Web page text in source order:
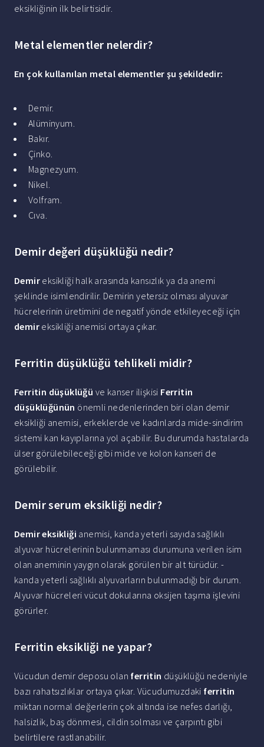
eksikliğinin ilk belirtisidir.
Metal elementler nelerdir?
En çok kullanılan metal elementler şu şekildedir:
Demir.
Alüminyum.
Bakır.
Çinko.
Magnezyum.
Nikel.
Volfram.
Cıva.
Demir değeri düşüklüğü nedir?
Demir eksikliği halk arasında kansızlık ya da anemi
şeklinde isimlendirilir. Demirin yetersiz olması alyuvar
hücrelerinin üretimini de negatif yönde etkileyeceği için
demir eksikliği anemisi ortaya çıkar.
Ferritin düşüklüğü tehlikeli midir?
Ferritin düşüklüğü ve kanser ilişkisi Ferritin
düşüklüğünün önemli nedenlerinden biri olan demir
eksikliği anemisi, erkeklerde ve kadınlarda mide-sindirim
sistemi kan kayıplarına yol açabilir. Bu durumda hastalarda
ülser görülebileceği gibi mide ve kolon kanseri de
görülebilir.
Demir serum eksikliği nedir?
Demir eksikliği anemisi, kanda yeterli sayıda sağlıklı
alyuvar hücrelerinin bulunmaması durumuna verilen isim
olan aneminin yaygın olarak görülen bir alt türüdür. -
kanda yeterli sağlıklı alyuvarların bulunmadığı bir durum.
Alyuvar hücreleri vücut dokularına oksijen taşıma işlevini
görürler.
Ferritin eksikliği ne yapar?
Vücudun demir deposu olan ferritin düşüklüğü nedeniyle
bazı rahatsızlıklar ortaya çıkar. Vücudumuzdaki ferritin
miktarı normal değerlerin çok altında ise nefes darlığı,
halsizlik, baş dönmesi, cildin solması ve çarpıntı gibi
belirtilere rastlanabilir.